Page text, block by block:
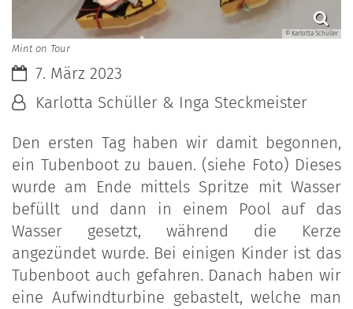
© Karlotta Schüller
Mint on Tour
Datum:7. März 2023
Von:Karlotta Schüller & Inga Steckmeister
Den ersten Tag haben wir damit begonnen,
ein Tubenboot zu bauen. (siehe Foto) Dieses
wurde am Ende mittels Spritze mit Wasser
befüllt und dann in einem Pool auf das
Wasser gesetzt, während die Kerze
angezündet wurde. Bei einigen Kinder ist das
Tubenboot auch gefahren. Danach haben wir
eine Aufwindturbine gebastelt, welche man